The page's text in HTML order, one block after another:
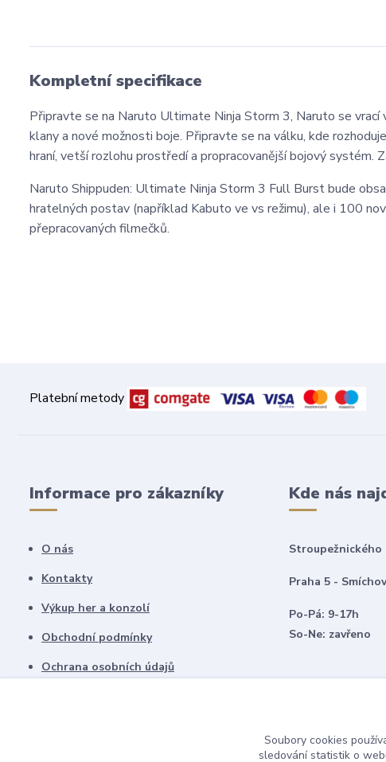
Kompletní specifikace
Připravte se na Naruto Ultimate Ninja Storm 3, Naruto se vrací
klany a nové možnosti boje. Připravte se na válku, kde
hraní, vetší rozlohu prostředí a propracovanější bojový systém.
Naruto Shippuden: Ultimate Ninja Storm 3 Full Burst bude
hratelných postav (například Kabuto ve vs režimu), ale i 100
přepracovaných filmečků.
Platební metody
Informace pro zákazníky
O nás
Kontakty
Výkup her a konzolí
Obchodní podmínky
Ochrana osobních údajů
Kde nás
Stroupežnického
Praha 5 -
Po-Pá: 9-17h
So-Ne: zavřeno
Soubory cookies
sledování statistik o